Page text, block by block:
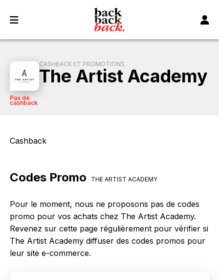
CASHBACK ET PROMOTIONS
The Artist Academy
Pas de
cashback
Cashback
Codes Promo THE ARTIST ACADEMY
Pour le moment, nous ne proposons pas de codes
promo pour vos achats chez The Artist Academy.
Revenez sur cette page régulièrement pour vérifier si
The Artist Academy diffuser des codes promos pour
leur site e-commerce.